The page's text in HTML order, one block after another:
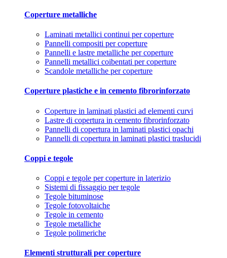
Coperture metalliche
Laminati metallici continui per coperture
Pannelli compositi per coperture
Pannelli e lastre metalliche per coperture
Pannelli metallici coibentati per coperture
Scandole metalliche per coperture
Coperture plastiche e in cemento fibrorinforzato
Coperture in laminati plastici ad elementi curvi
Lastre di copertura in cemento fibrorinforzato
Pannelli di copertura in laminati plastici opachi
Pannelli di copertura in laminati plastici traslucidi
Coppi e tegole
Coppi e tegole per coperture in laterizio
Sistemi di fissaggio per tegole
Tegole bituminose
Tegole fotovoltaiche
Tegole in cemento
Tegole metalliche
Tegole polimeriche
Elementi strutturali per coperture